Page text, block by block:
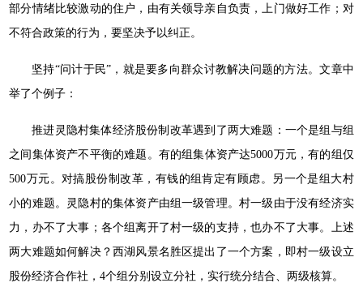
部分情绪比较激动的住户，由有关领导亲自负责，上门做好工作；对
不符合政策的行为，要坚决予以纠正。
坚持“问计于民”，就是要多向群众讨教解决问题的方法。文章中
举了个例子：
推进灵隐村集体经济股份制改革遇到了两大难题：一个是组与组
之间集体资产不平衡的难题。有的组集体资产达5000万元，有的组仅
500万元。对搞股份制改革，有钱的组肯定有顾虑。另一个是组大村
小的难题。灵隐村的集体资产由组一级管理。村一级由于没有经济实
力，办不了大事；各个组离开了村一级的支持，也办不了大事。上述
两大难题如何解决？西湖风景名胜区提出了一个方案，即村一级设立
股份经济合作社，4个组分别设立分社，实行统分结合、两级核算。